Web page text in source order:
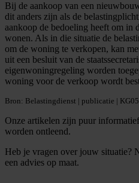
Bij de aankoop van een
dit anders zijn als de
aankoop de bedoeling heeft om in
wonen. Als in die situatie de
om de woning te verkopen, kan
uit een besluit van de
eigenwoningregeling worden
woning voor de verkoop wordt
Bron: Belastingdienst | publicatie |
Onze artikelen zijn puur
worden ontleend.
Heb je vragen over jouw situatie?
een advies op maat.